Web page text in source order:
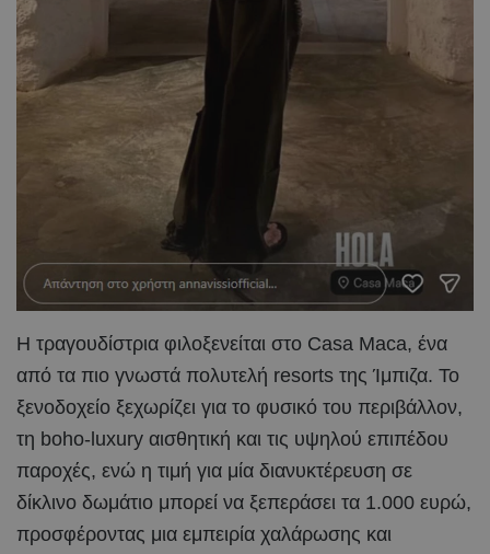
Η τραγουδίστρια φιλοξενείται στο Casa Maca, ένα
από τα πιο γνωστά πολυτελή resorts της Ίμπιζα. Το
ξενοδοχείο ξεχωρίζει για το φυσικό του περιβάλλον,
τη boho-luxury αισθητική και τις υψηλού επιπέδου
παροχές, ενώ η τιμή για μία διανυκτέρευση σε
δίκλινο δωμάτιο μπορεί να ξεπεράσει τα 1.000 ευρώ,
προσφέροντας μια εμπειρία χαλάρωσης και